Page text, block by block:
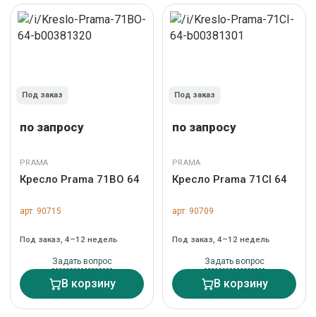
Под заказ
по запросу
PRAMA
Кресло Prama 71BO 64
арт. 90715
Под заказ, 4–12 недель
Задать вопрос
В корзину
Под заказ
по запросу
PRAMA
Кресло Prama 71CI 64
арт. 90709
Под заказ, 4–12 недель
Задать вопрос
В корзину